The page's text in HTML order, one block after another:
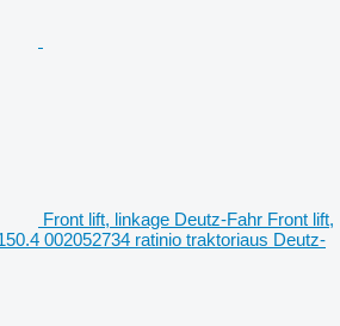
Front lift, linkage Deutz-Fahr Front lift,
002052734 ratinio traktoriaus Deutz-